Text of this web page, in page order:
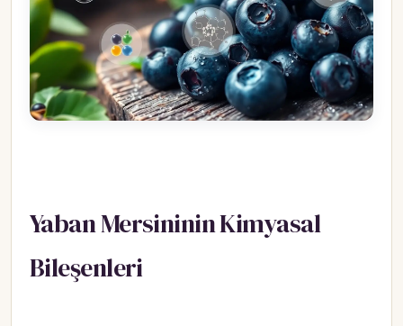
Yaban Mersininin Kimyasal
Bileşenleri